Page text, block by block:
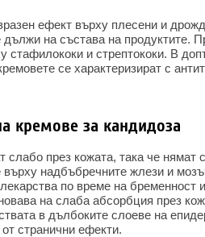
ефект върху плесени и
на състава на продуктите.
стафилококи и стрептококи. В
се характеризират с
кремове за кандидоза
слабо през кожата, така че нямат
надбъбречните жлези и
по време на бременност
на слаба абсорбция през
в дълбоките слоеве на
странични ефекти.